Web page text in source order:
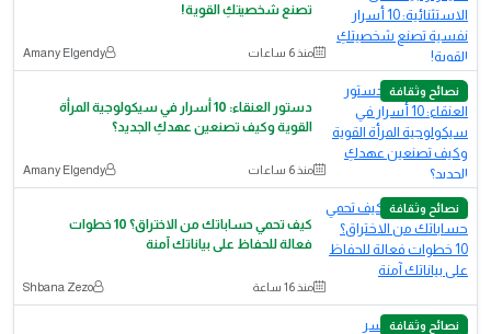
تصنع شخصيتكِ القوية!
منذ 6 ساعات Amany Elgendy
نصائح وثقافة
دستور العنقاء: 10 أسرار في سيكولوجية المرأة
القوية وكيف تصنعين عهدكِ الجديد؟
منذ 6 ساعات Amany Elgendy
نصائح وثقافة
كيف تحمي حساباتك من الاختراق؟ 10 خطوات
فعالة للحفاظ على بياناتك آمنة
منذ 16 ساعة Shbana Zezo
نصائح وثقافة